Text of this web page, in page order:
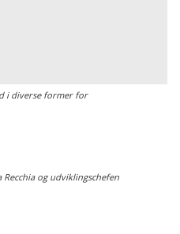
i diverse former for
og udviklingschefen